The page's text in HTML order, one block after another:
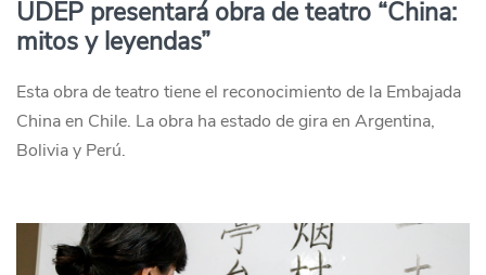
UDEP presentará obra de teatro “China:
mitos y leyendas”
Esta obra de teatro tiene el reconocimiento de la Embajada
China en Chile. La obra ha estado de gira en Argentina,
Bolivia y Perú.